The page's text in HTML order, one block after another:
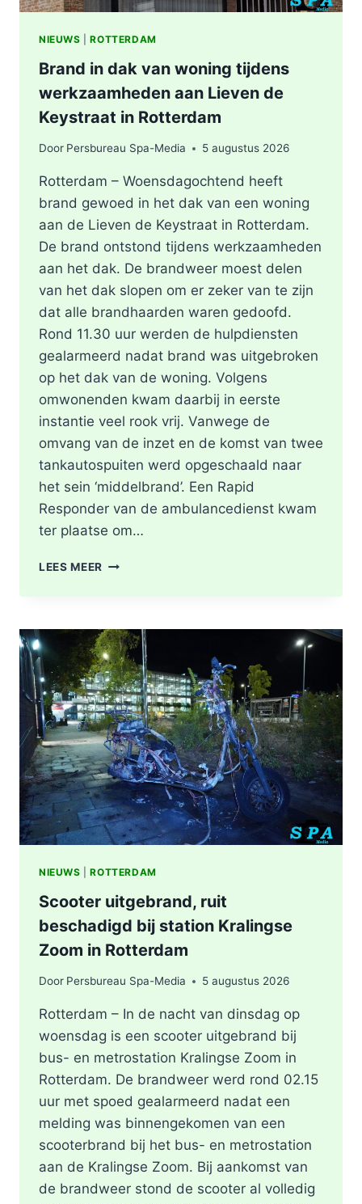
NIEUWS |ROTTERDAM
Brand in dak van woning tijdens
werkzaamheden aan Lieven de
Keystraat in Rotterdam
Door Persbureau Spa-Media 5 augustus 2026
Rotterdam – Woensdagochtend heeft
brand gewoed in het dak van een woning
aan de Lieven de Keystraat in Rotterdam.
De brand ontstond tijdens werkzaamheden
aan het dak. De brandweer moest delen
van het dak slopen om er zeker van te zijn
dat alle brandhaarden waren gedoofd.
Rond 11.30 uur werden de hulpdiensten
gealarmeerd nadat brand was uitgebroken
op het dak van de woning. Volgens
omwonenden kwam daarbij in eerste
instantie veel rook vrij. Vanwege de
omvang van de inzet en de komst van twee
tankautospuiten werd opgeschaald naar
het sein ‘middelbrand’. Een Rapid
Responder van de ambulancedienst kwam
ter plaatse om…
LEES MEER BRAND
WONING
TIJDENS
WERKZAAMHEDEN
AAN
LIEVEN
DE
KEYSTRAAT
IN
ROTTERDAM
NIEUWS |ROTTERDAM
Scooter uitgebrand, ruit
beschadigd bij station Kralingse
Zoom in Rotterdam
Door Persbureau Spa-Media 5 augustus 2026
Rotterdam – In de nacht van dinsdag op
woensdag is een scooter uitgebrand bij
bus- en metrostation Kralingse Zoom in
Rotterdam. De brandweer werd rond 02.15
uur met spoed gealarmeerd nadat een
melding was binnengekomen van een
scooterbrand bij het bus- en metrostation
aan de Kralingse Zoom. Bij aankomst van
de brandweer stond de scooter al volledig